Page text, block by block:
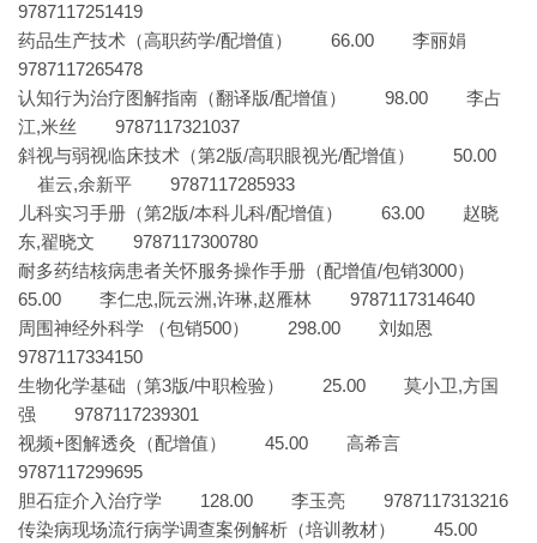
9787117251419
药品生产技术（高职药学/配增值） 66.00 李丽娟
9787117265478
认知行为治疗图解指南（翻译版/配增值） 98.00 李占
江,米丝 9787117321037
斜视与弱视临床技术（第2版/高职眼视光/配增值） 50.00
崔云,余新平 9787117285933
儿科实习手册（第2版/本科儿科/配增值） 63.00 赵晓
东,翟晓文 9787117300780
耐多药结核病患者关怀服务操作手册（配增值/包销3000）
65.00 李仁忠,阮云洲,许琳,赵雁林 9787117314640
周围神经外科学 （包销500） 298.00 刘如恩
9787117334150
生物化学基础（第3版/中职检验） 25.00 莫小卫,方国
强 9787117239301
视频+图解透灸（配增值） 45.00 高希言
9787117299695
胆石症介入治疗学 128.00 李玉亮 9787117313216
传染病现场流行病学调查案例解析（培训教材） 45.00